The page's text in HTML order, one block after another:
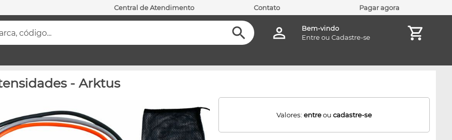
Central de Atendimento Contato Pagar agora
código...
Bem-vindo
Entreou Cadastre-se
- Arktus
Valores:entreoucadastre-se